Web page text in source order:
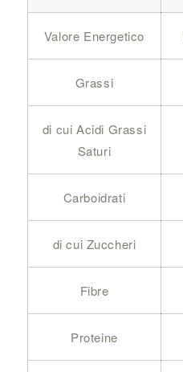
Valore Energetico
Grassi
di cui Acidi Grassi
Saturi
Carboidrati
di cui Zuccheri
Fibre
Proteine